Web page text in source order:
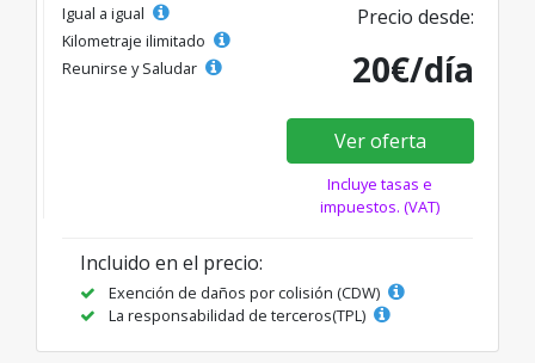
Igual a igual
Kilometraje ilimitado
Reunirse y Saludar
Precio desde:
20€/día
Ver oferta
Incluye tasas e
impuestos. (VAT)
Incluido en el precio:
Exención de daños por colisión (CDW)
La responsabilidad de terceros(TPL)